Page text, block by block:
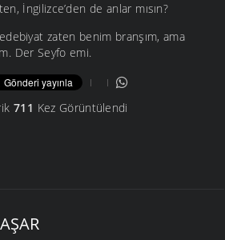
İngilizce’den de anlar mısın?
zaten benim branşım, ama
Der Seyfo emi.
711 Kez Görüntülendi